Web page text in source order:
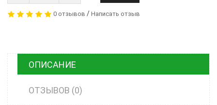
0 отзывов / Написать отзыв
ОПИСАНИЕ
ОТЗЫВОВ (0)